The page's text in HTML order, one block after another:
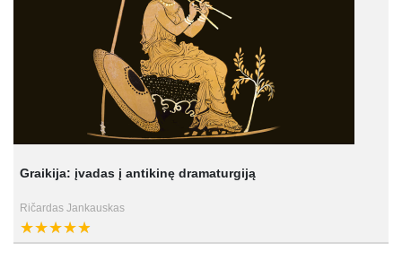
Graikija: įvadas į antikinę dramaturgiją
Ričardas Jankauskas